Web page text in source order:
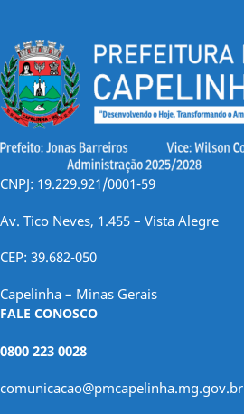
CNPJ: 19.229.921/0001-59
Av. Tico Neves, 1.455 – Vista Alegre
CEP: 39.682-050
Capelinha – Minas Gerais
FALE CONOSCO
0800 223 0028
comunicacao@pmcapelinha.mg.gov.br